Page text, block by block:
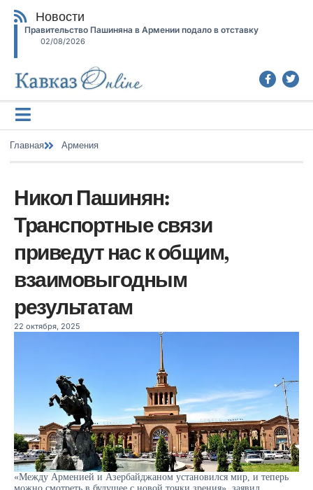
Новости
Правительство Пашиняна в Армении подало в отставку
02/08/2026
Главная Армения
Никол Пашинян:
Транспортные связи
приведут нас к общим,
взаимовыгодным
результатам
22 октября, 2025
«Между Арменией и Азербайджаном установился мир, и теперь